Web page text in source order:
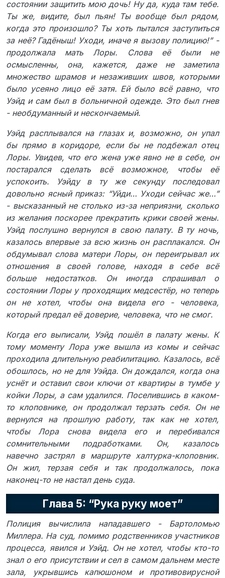
состоянии защитить мою дочь! Ну да, куда там тебе.
Ты же, видите, был пьян! Ты вообще был рядом,
когда это произошло? Ты хоть пытался заступиться
за неё? Гадёныш! Уходи, иначе я вызову полицию!” -
продолжала мать Лоры. Слова её были не
осмысленны, она, кажется, даже не заметила
множество шрамов и незаживших швов, которыми
было усеяно лицо её затя. Ей было всё равно, что
Уэйд и сам был в больничной одежде. Это был гнев
- необдуманный и нескончаемый.
Уэйд расплывался на глазах и, возможно, он упал
бы прямо в коридоре, если бы не подбежал отец
Лоры. Увидев, что его жена уже явно не в себе, он
постарался сделать всё возможное, чтобы её
успокоить. Уэйду в ту же секунду последовал
довольно ясный приказ: “Уйди… Уходи сейчас же…”
- высказанный не столько из-за неприязни, сколько
из желания поскорее прекратить крики своей жены.
Уэйд послушно вернулся в свою палату. В ту ночь,
казалось впервые за всю жизнь он расплакался. Он
обдумывал слова матери Лоры, он переигрывал их
отношения в своей голове, находя в себе всё
больше недостатков. Он иногда спрашивал о
состоянии Лоры у проходящих медсестёр, но теперь
он не хотел, чтобы она видела его - человека,
который предал её доверие, человека, что не смог.
Когда его выписали, Уэйд пошёл в палату жены. К
тому моменту Лора уже вышла из комы и сейчас
проходила длительную реабилитацию. Казалось, всё
обошлось, но не для Уэйда. Он дождался, когда она
уснёт и оставил свои ключи от квартиры в тумбе у
койки Лоры, а сам удалился. Поселившись в каком-
то клоповнике, он продолжал терзать себя. Он не
вернулся на прошлую работу, так как не хотел,
чтобы Лора снова видела его и перебивался
сомнительными подработками. Он, казалось
навечно застрял в маршруте халтурка-клоповник.
Он жил, терзая себя и так продолжалось, пока
наконец-то не настал день суда.
Глава 5: “Рука руку моет”
Полиция вычислила нападавшего - Бартоломью
Миллера. На суд, помимо родственников участников
процесса, явился и Уэйд. Он не хотел, чтобы кто-то
знал о его присутствии и сел в самом дальнем месте
зала, укрывшись капюшоном и противовирусной